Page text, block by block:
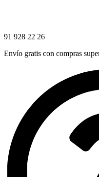
91 928 22 26
Envío gratis con compras